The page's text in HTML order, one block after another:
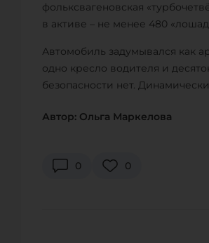
фольксвагеновская
в активе – не менее 480
Автомобиль задумывался как
одно кресло водителя и
безопасности нет.
Автор: Ольга Маркелова
0 0